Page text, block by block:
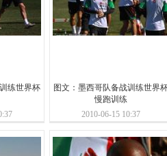
练世界杯
图文：墨西哥队备战训练世界
慢跑训练
2010-06-15 10:37